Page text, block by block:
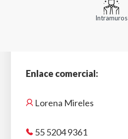
Intramuros
Enlace comercial:
Lorena Mireles
55 5204 9361